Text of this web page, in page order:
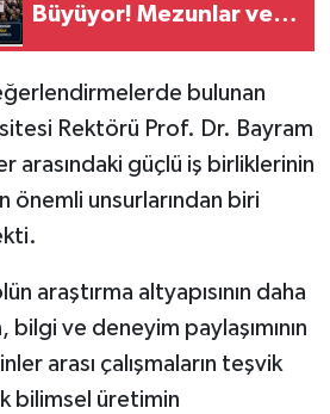
Büyüyor! Mezunlar ve
bulunan
Rektörü Prof. Dr. Bayram
arasındaki güçlü iş birliklerinin
önemli unsurlarından biri
araştırma altyapısının daha
bilgi ve deneyim paylaşımının
arası çalışmaların teşvik
bilimsel üretimin